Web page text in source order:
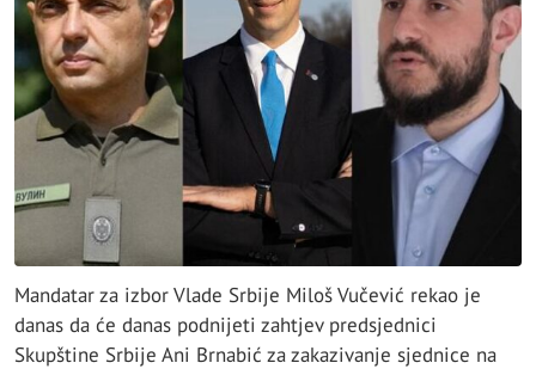
Mandatar za izbor Vlade Srbije Miloš Vučević rekao je
danas da će danas podnijeti zahtjev predsjednici
Skupštine Srbije Ani Brnabić za zakazivanje sjednice na